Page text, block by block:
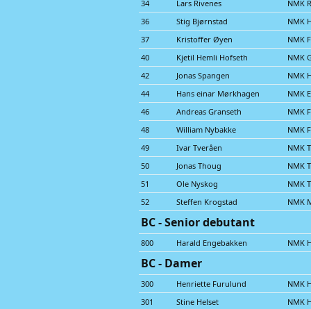
34
Lars Rivenes
NMK
36
Stig Bjørnstad
NMK
37
Kristoffer Øyen
NMK
40
Kjetil Hemli Hofseth
NMK
42
Jonas Spangen
NMK
44
Hans einar Mørkhagen
NMK
46
Andreas Granseth
NMK
48
William Nybakke
NMK
49
Ivar Tveråen
NMK
50
Jonas Thoug
NMK
51
Ole Nyskog
NMK
52
Steffen Krogstad NMK
BC - Senior debutant
800 Harald Engebakken NMK
BC - Damer
300 Henriette Furulund
NMK
301
Stine Helset
NMK